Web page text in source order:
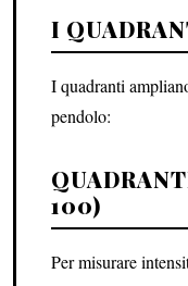
I
I quadranti
pendolo:
100)
Per misurare